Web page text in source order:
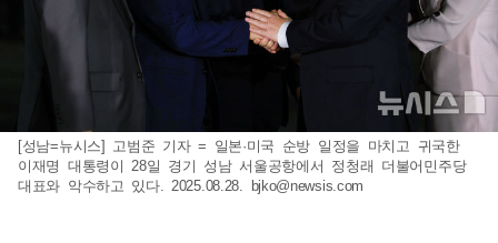
[성남=뉴시스] 고범준 기자 = 일본·미국 순방 일정을 마치고 귀국한
이재명 대통령이 28일 경기 성남 서울공항에서 정청래 더불어민주당
대표와 악수하고 있다. 2025.08.28.
bjko@newsis.com